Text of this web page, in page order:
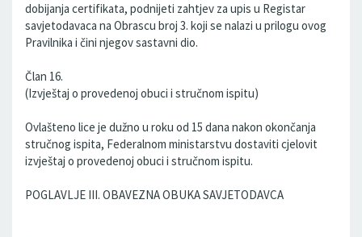
dobijanja certifikata, podnijeti zahtjev za upis u Registar
savjetodavaca na Obrascu broj 3. koji se nalazi u prilogu ovog
Pravilnika i čini njegov sastavni dio.
Član 16.
(Izvještaj o provedenoj obuci i stručnom ispitu)
Ovlašteno lice je dužno u roku od 15 dana nakon okončanja
stručnog ispita, Federalnom ministarstvu dostaviti cjelovit
izvještaj o provedenoj obuci i stručnom ispitu.
POGLAVLJE III. OBAVEZNA OBUKA SAVJETODAVCA